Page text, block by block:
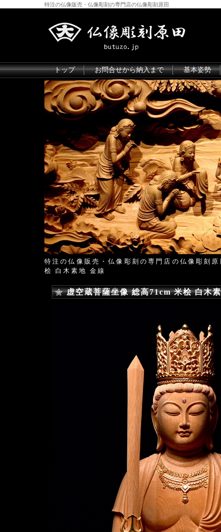
特注の仏像販売・仏像彫刻の専門店の仏像彫刻原田
トップ お問合せから納入まで 基本姿勢
特注の仏像販売・仏像彫刻の専門店の仏像彫刻
桧 白木素地 金線
虚空蔵菩薩坐像 総高71cm 米桧 白木